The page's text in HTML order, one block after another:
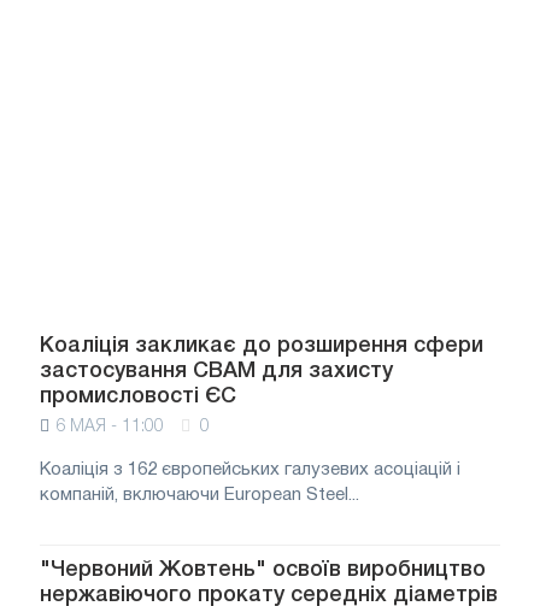
Коаліція закликає до розширення сфери
застосування CBAM для захисту
промисловості ЄС
6 МАЯ - 11:00 0
Коаліція з 162 європейських галузевих асоціацій і
компаній, включаючи European Steel...
"Червоний Жовтень" освоїв виробництво
нержавіючого прокату середніх діаметрів